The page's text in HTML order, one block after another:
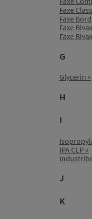
Faxe
Faxe
Faxe
Faxe
G
Glycerin
H
I
IPA CLP
J
K